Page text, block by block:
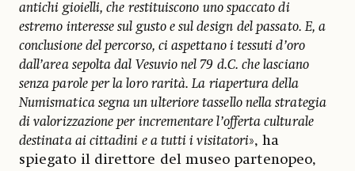
antichi gioielli, che restituiscono uno spaccato di
estremo interesse sul gusto e sul design del passato. E, a
conclusione del percorso, ci aspettano i tessuti d’oro
dall’area sepolta dal Vesuvio nel 79 d.C. che lasciano
senza parole per la loro rarità. La riapertura della
Numismatica segna un ulteriore tassello nella strategia
di valorizzazione per incrementare l’offerta culturale
destinata ai cittadini e a tutti i visitatori», ha
spiegato il direttore del museo partenopeo,